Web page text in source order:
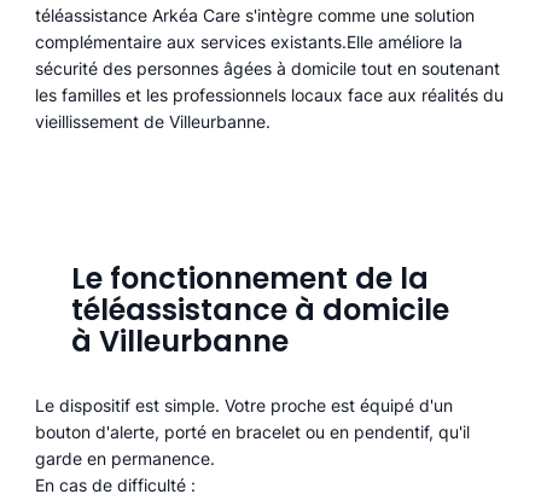
téléassistance Arkéa Care s'intègre comme une solution
complémentaire aux services existants.Elle améliore la
sécurité des personnes âgées à domicile tout en soutenant
les familles et les professionnels locaux face aux réalités du
vieillissement de Villeurbanne.
Le fonctionnement de la
téléassistance à domicile
à Villeurbanne
Le dispositif est simple. Votre proche est équipé d'un
bouton d'alerte, porté en bracelet ou en pendentif, qu'il
garde en permanence.
En cas de difficulté :